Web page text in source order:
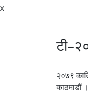
x
२०७९
काठमाडौं